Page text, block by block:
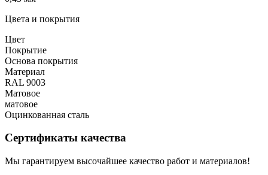
Цвета и покрытия
Цвет
Покрытие
Основа покрытия
Материал
RAL 9003
Матовое
матовое
Оцинкованная сталь
Сертификаты качества
Мы гарантируем высочайшее качество работ и материалов!